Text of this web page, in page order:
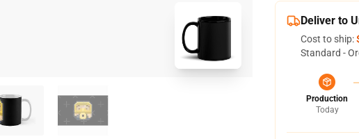
Deliver to
Cost to ship:
Standard -
Production
Today